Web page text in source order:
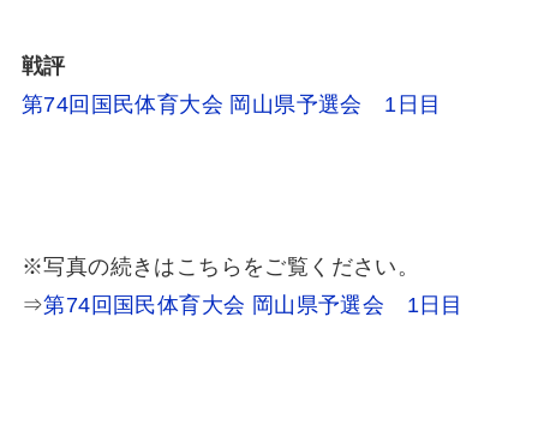
戦評
第74回国民体育大会 岡山県予選会 1日目
※写真の続きはこちらをご覧ください。
⇒第74回国民体育大会 岡山県予選会 1日目